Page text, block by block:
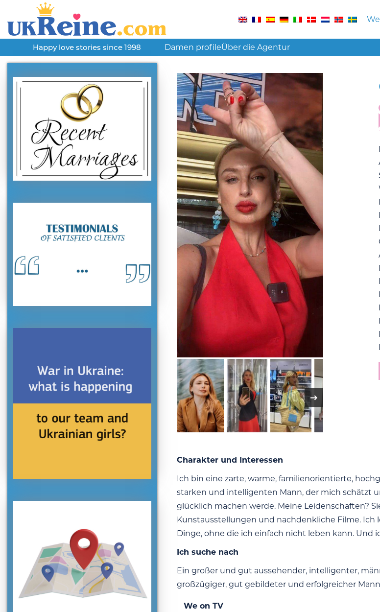
Happy love stories since 1998 Damen profileÜber die Agentur
Charakter und Interessen
Ich bin eine zarte, warme, familienorientierte,
starken und intelligenten Mann, der mich schätzt
glücklich machen werde. Meine Leidenschaften?
Kunstausstellungen und nachdenkliche Filme. Ich
Dinge, ohne die ich einfach nicht leben kann. Und
Ich suche nach
Ein großer und gut aussehender, intelligenter,
großzügiger, gut gebildeter und erfolgreicher
We on TV